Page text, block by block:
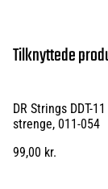
Tilknyttede
DR Strings DDT-
strenge, 011-054
99,00 kr.